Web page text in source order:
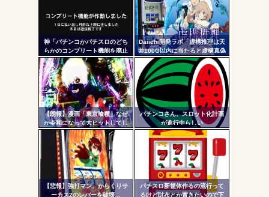
神「パチンコかパチスロのどち
らかのコンプリート機能を廃止
して出し放題にします！」←ど
っち選ぶ？？？
Daiichi開発ラボ「虚構推理は天
井100G以内に当たると虚構真偽
が2回当選するまで転落しない状
態に突入するぞ。300G・700G
の天井も一緒」
【朗報】漫画「東京喰種」なぜ
か令和になって大ヒットしてし
まうｗｗｗ
パチンコさん、スロット化計画
が進行中らしい
【悲報】強打マン、からくりサ
ーカス2のレバーを破壊…
パチスロ新筐体作るの流行って
るけど財布とか置きたいので下